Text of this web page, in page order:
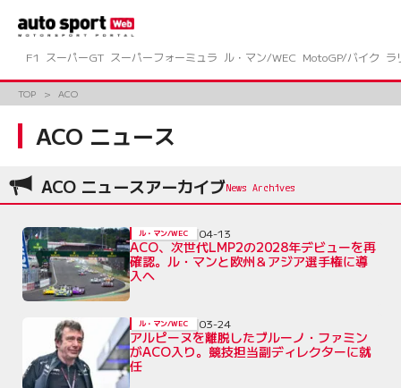
ツ
ス
F1 スーパーGT スーパーフォーミュラ ル・マン/WEC MotoGP/バイク ラ
TOP ACO
ACO ニュース
ACO ニュースアーカイブ
ACO、次世代LMP2の2028年デビューを再
確認。ル・マンと欧州＆アジア選手権に導
入へ
ル・マン/WEC 04-13
アルピーヌを離脱したブルーノ・ファミン
がACO入り。競技担当副ディレクターに就
任
ル・マン/WEC 03-24